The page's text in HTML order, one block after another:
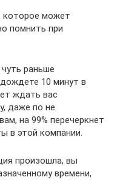
которое может
помнить при
раньше
10 минут в
ждать вас
даже по не
на 99% перечеркнет
в этой компании.
произошла, вы
времени,